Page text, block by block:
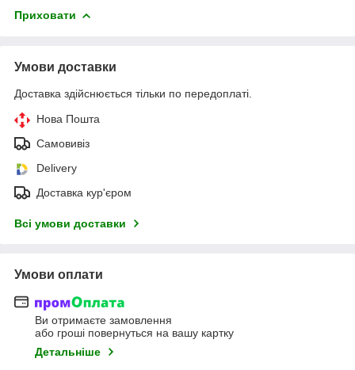
Приховати
Умови доставки
Доставка здійснюється тільки по передоплаті.
Нова Пошта
Самовивіз
Delivery
Доставка кур'єром
Всі умови доставки
Умови оплати
Ви отримаєте замовлення
або гроші повернуться на вашу картку
Детальніше